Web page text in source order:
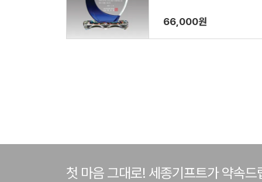
66,000원
첫 마음 그대로! 세종기프트가 약속드